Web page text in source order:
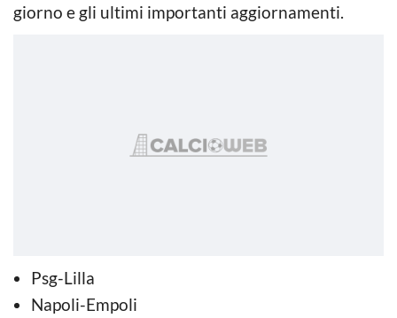
giorno e gli ultimi importanti aggiornamenti.
Psg-Lilla
Napoli-Empoli